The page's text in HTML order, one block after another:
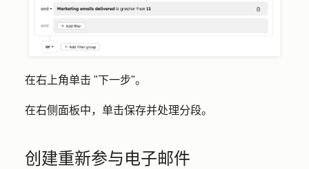
在右上角单击 "下一步"。
在右侧面板中，单击保存并处理分段。
创建重新参与电子邮件